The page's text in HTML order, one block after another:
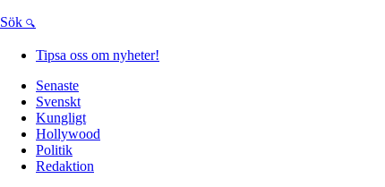
Sök
Tipsa oss om nyheter!
Senaste
Svenskt
Kungligt
Hollywood
Politik
Redaktion